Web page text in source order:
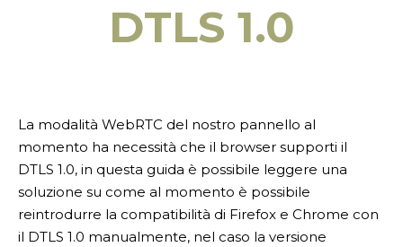
DTLS 1.0
La modalità WebRTC del nostro pannello al
momento ha necessità che il browser supporti il
DTLS 1.0, in questa guida è possibile leggere una
soluzione su come al momento è possibile
reintrodurre la compatibilità di Firefox e Chrome con
il DTLS 1.0 manualmente, nel caso la versione